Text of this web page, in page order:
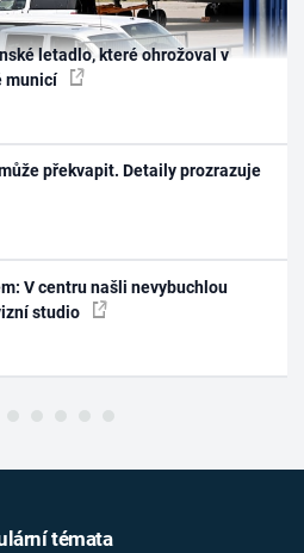
letadlo, které ohrožoval v
municí
překvapit. Detaily prozrazuje
V centru našli nevybuchlou
studio
témata